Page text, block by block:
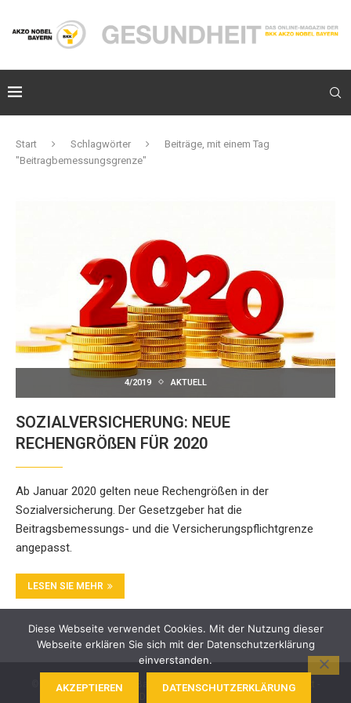
Start Schlagwörter
Beiträge, mit einem Tag
"Beitragbemessungsgrenze"
4/2019 AKTUELL
SOZIALVERSICHERUNG: NEUE
RECHENGRÖßEN FÜR 2020
Ab Januar 2020 gelten neue Rechengrößen in der
Sozialversicherung. Der Gesetzgeber hat die
Beitragsbemessungs- und die Versicherungspflichtgrenze
angepasst.
LESEN SIE MEHR
© 2024 BKK Akzo Nobel Bayern. Alle Rechte vorbehalten -Kontakt
Diese Webseite verwendet Cookies. Mit der Nutzung dieser
Webseite erklären Sie sich mit der Datenschutzerklärung
einverstanden.
AKZEPTIEREN DATENSCHUTZERKLÄRUNG